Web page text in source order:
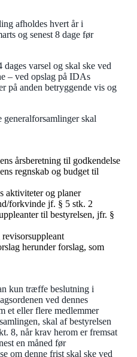
afholdes hvert år i
og senest 8 dage før
varsel og skal ske ved
– ved opslag på IDAs
på anden betryggende vis og
skal
årsberetning til godkendelse
regnskab og budget til
aktiviteter og planer
forkvinde jf. § 5 stk. 2
til bestyrelsen, jfr. §
herunder forslag, som
kun træffe beslutning i
ved dennes
et eller flere medlemmer
skal af bestyrelsen
8, når krav herom er fremsat
en måned før
om denne frist skal ske ved